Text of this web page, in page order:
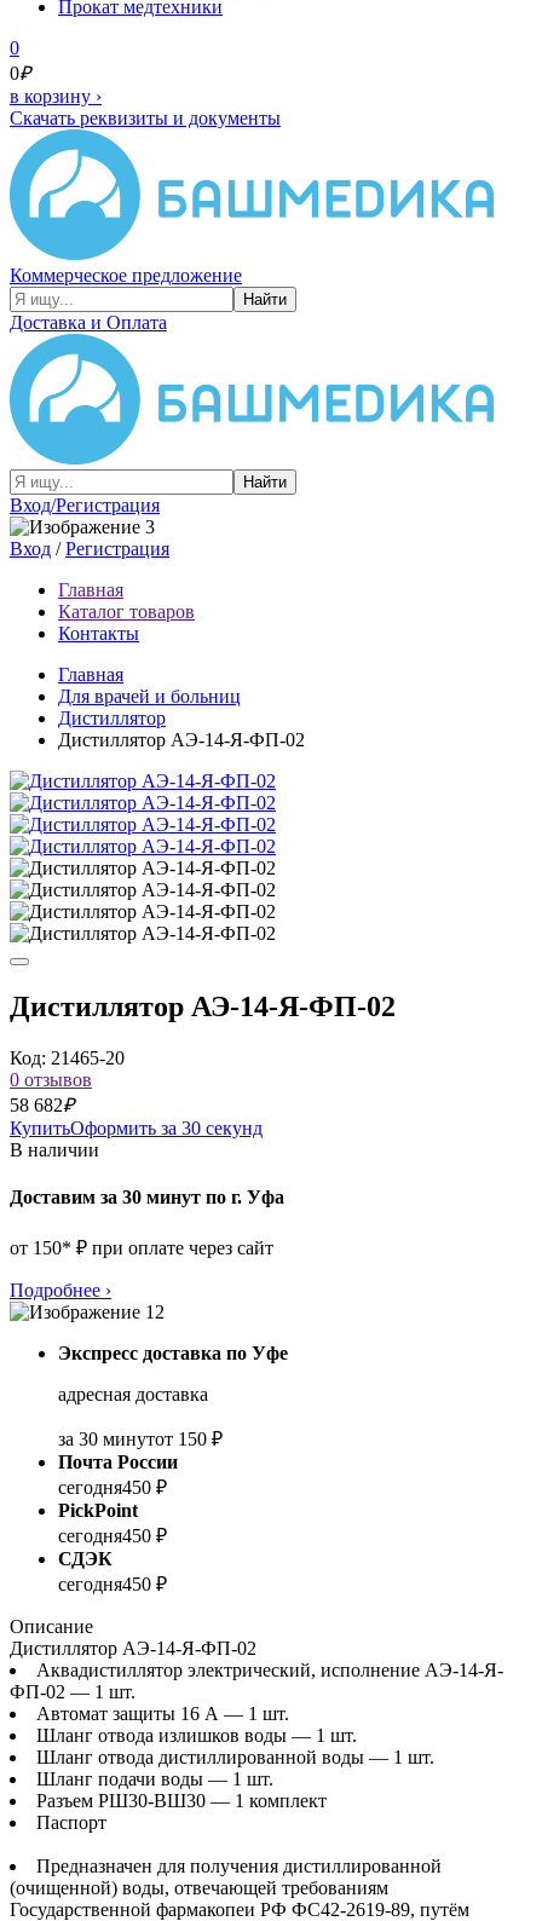
Прокат медтехники
0
0₽
в корзину ›
Скачать реквизиты и документы
Коммерческое предложение
Найти
Доставка и Оплата
Найти
Вход/Регистрация
Вход /Регистрация
Главная
Каталог товаров
Контакты
Главная
Для врачей и больниц
Дистиллятор
Дистиллятор АЭ-14-Я-ФП-02
Дистиллятор АЭ-14-Я-ФП-02
Код: 21465-20
0 отзывов
58 682₽
КупитьОформить за 30 секунд
В наличии
Доставим за 30 минут по г. Уфа
от 150* ₽ при оплате через сайт
Подробнее ›
Экспресс доставка по Уфе
адресная доставка
за 30 минутот 150 ₽
Почта России
сегодня450 ₽
PickPoint
сегодня450 ₽
СДЭК
сегодня450 ₽
Описание
Дистиллятор АЭ-14-Я-ФП-02
Аквадистиллятор электрический, исполнение АЭ-14-Я-
ФП-02 — 1 шт.
Автомат защиты 16 А — 1 шт.
Шланг отвода излишков воды — 1 шт.
Шланг отвода дистиллированной воды — 1 шт.
Шланг подачи воды — 1 шт.
Разъем РШ30-ВШ30 — 1 комплект
Паспорт
Предназначен для получения дистиллированной
(очищенной) воды, отвечающей требованиям
Государственной фармакопеи РФ ФС42-2619-89, путём